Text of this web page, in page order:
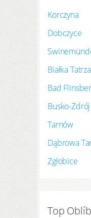
Korczyna
Dobczyce
Białka
Bad
Busko-Zdrój
Tarnów
Dąbrowa
Zgłobice
Top